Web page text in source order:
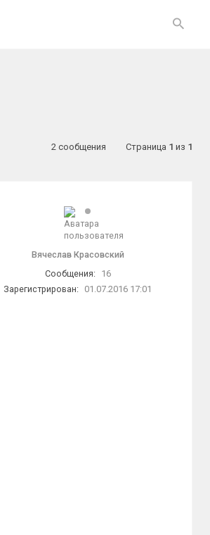
2 сообщения Страница 1 из 1
Вячеслав Красовский
Сообщения:
16
Зарегистрирован:
01.07.2016 17:01